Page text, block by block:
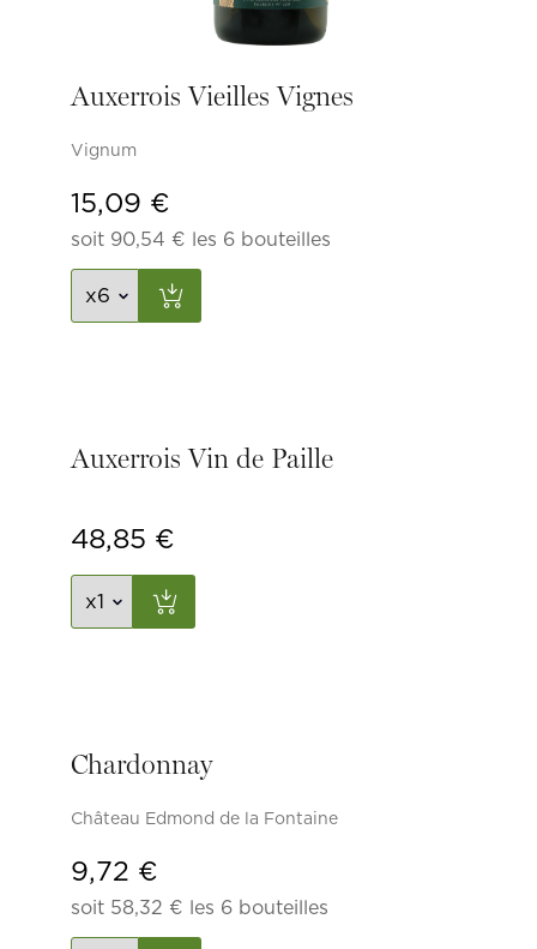
Auxerrois Vieilles Vignes
Vignum
15,09 €
soit 90,54 € les 6 bouteilles
Auxerrois Vin de Paille
48,85 €
Chardonnay
Château Edmond de la Fontaine
9,72 €
soit 58,32 € les 6 bouteilles